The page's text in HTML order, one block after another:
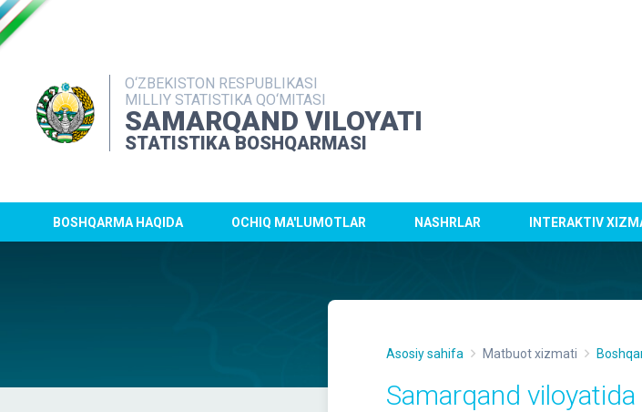
O‘ZBEKISTON RESPUBLIKASI
MILLIY STATISTIKA QO‘MITASI
SAMARQAND VILOYATI
STATISTIKA BOSHQARMASI
BOSHQARMA HAQIDA OCHIQ MA'LUMOTLAR NASHRLAR INTERAKTIV
Asosiy sahifa Matbuot xizmati
Samarqand